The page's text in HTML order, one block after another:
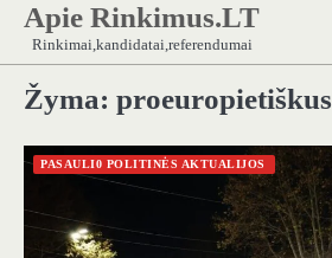
Skip
content
Apie Rinkimus.LT
Rinkimai,kandidatai,referendumai
Žyma: proeuropietiškus
PASAULI0 POLITINĖS AKTUALIJOS